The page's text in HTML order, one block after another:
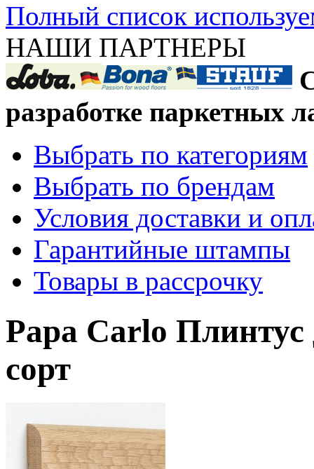
Полный список
НАШИ ПАРТНЕРЫ
разработке паркетных
Выбрать по категориям
Выбрать по брендам
Условия доставки и
Гарантийные штампы
Товары в рассрочку
Papa Carlo
сорт